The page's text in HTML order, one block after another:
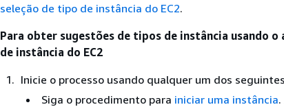
seleção de tipo de instância do EC2.
Para obter sugestões de tipos de instância usando
de instância do EC2
Inicie o processo usando qualquer um dos
Siga o procedimento para iniciar uma instância